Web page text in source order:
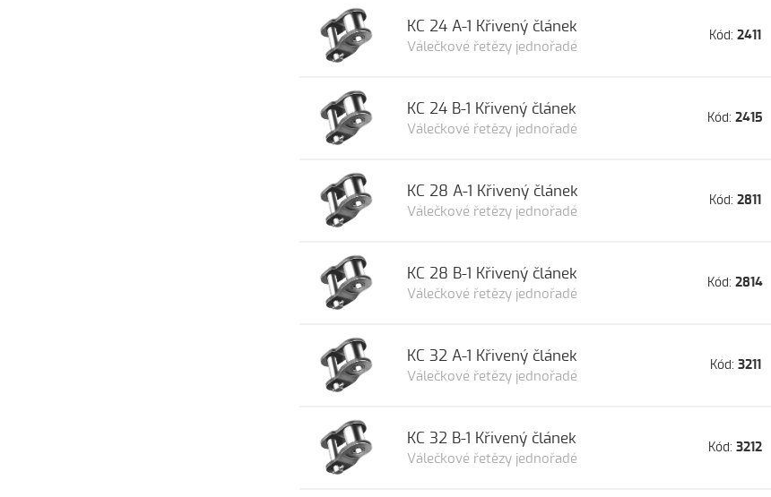
Kód:2411
Válečkové řetězy jednořadé
KC 24 A-1 Křivený článek
Kód:2415
Válečkové řetězy jednořadé
KC 24 B-1 Křivený článek
Kód:2811
Válečkové řetězy jednořadé
KC 28 A-1 Křivený článek
Kód:2814
Válečkové řetězy jednořadé
KC 28 B-1 Křivený článek
Kód: 3211
Válečkové řetězy jednořadé
KC 32 A-1 Křivený článek
Kód:3212
Válečkové řetězy jednořadé
KC 32 B-1 Křivený článek